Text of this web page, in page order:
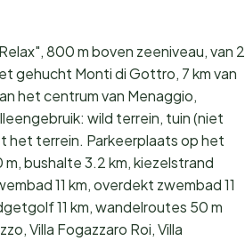
800 m boven zeeniveau, van 2
gehucht Monti di Gottro, 7 km van
het centrum van Menaggio,
wild terrein, tuin (niet
het terrein. Parkeerplaats op het
bushalte 3.2 km, kiezelstrand
11 km, overdekt zwembad 11
11 km, wandelroutes 50 m
Villa Fogazzaro Roi, Villa